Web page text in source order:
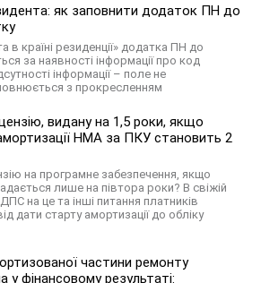
як заповнити додаток ПН до
в країні резиденції» додатка ПН до
за наявності інформації про код
інформації – поле не
з прокресленням
видану на 1,5 роки, якщо
НМА за ПКУ становить 2
на програмне забезпечення, якщо
лише на півтора роки? В свіжій
на це та інші питання платників
дати старту амортизації до обліку
частини ремонту
у фінансовому результаті: